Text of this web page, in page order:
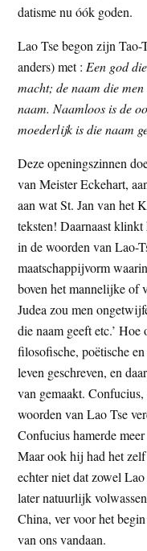
datisme nu óók goden.
Lao Tse begon zijn
anders) met : Een god
macht; de naam die
naam. Naamloos is de
moederlijk is die naam
Deze openingszinnen
van Meister Eckehart,
aan wat St. Jan van het
teksten! Daarnaast
in de woorden van Lao-
maatschappijvorm
boven het mannelijke of
Judea zou men
die naam geeft etc.’
filosofische, poëtische
leven geschreven, en
van gemaakt.
woorden van Lao Tse
Confucius hamerde
Maar ook hij had het
echter niet dat zowel
later natuurlijk
China, ver voor het
van ons vandaan.